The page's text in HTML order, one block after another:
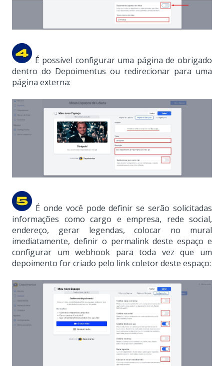
É possível configurar uma página de obrigado
dentro do Depoimentus ou redirecionar para uma
página externa:
É onde você pode definir se serão solicitadas
informações como cargo e empresa, rede social,
endereço, gerar legendas, colocar no mural
imediatamente, definir o permalink deste espaço e
configurar um webhook para toda vez que um
depoimento for criado pelo link coletor deste espaço: